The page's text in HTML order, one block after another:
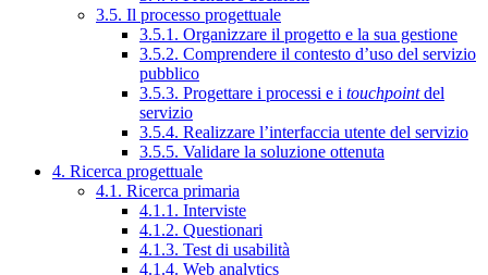
3.5. Il processo progettuale
3.5.1. Organizzare il progetto e la sua gestione
3.5.2. Comprendere il contesto d’uso del servizio
pubblico
3.5.3. Progettare i processi e i touchpointdel
servizio
3.5.4. Realizzare l’interfaccia utente del servizio
3.5.5. Validare la soluzione ottenuta
4. Ricerca progettuale
4.1. Ricerca primaria
4.1.1. Interviste
4.1.2. Questionari
4.1.3. Test di usabilità
4.1.4. Web analytics